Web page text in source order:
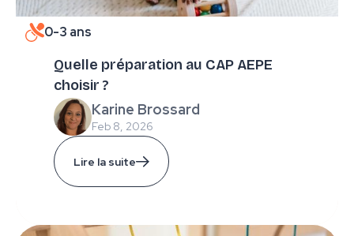
0-3 ans
Quelle préparation au CAP AEPE
choisir ?
Karine Brossard
Feb 8, 2026
Lire la suite